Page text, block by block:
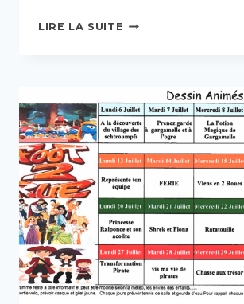
LIRE LA SUITE CANICULE
23
ET
25